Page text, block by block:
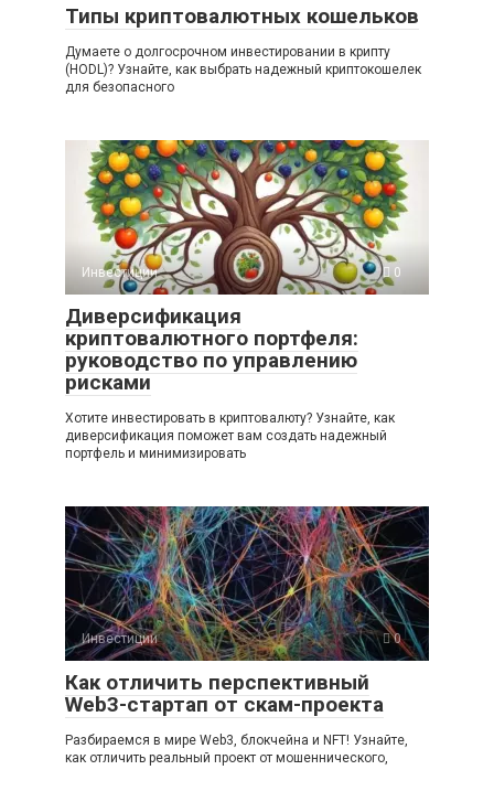
Типы криптовалютных кошельков
Думаете о долгосрочном инвестировании в крипту
(HODL)? Узнайте, как выбрать надежный криптокошелек
для безопасного
Инвестиции 0
Диверсификация
криптовалютного портфеля:
руководство по управлению
рисками
Хотите инвестировать в криптовалюту? Узнайте, как
диверсификация поможет вам создать надежный
портфель и минимизировать
Инвестиции 0
Как отличить перспективный
Web3-стартап от скам-проекта
Разбираемся в мире Web3, блокчейна и NFT! Узнайте,
как отличить реальный проект от мошеннического,